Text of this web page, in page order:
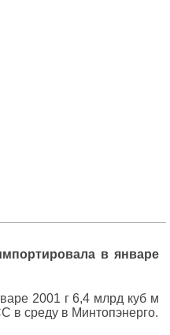
в январе
2001 г 6,4 млрд куб м
в среду в Минтопэнерго.